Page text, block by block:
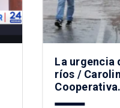
La urgencia
ríos /